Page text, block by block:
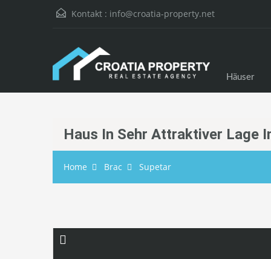
Kontakt : info@croatia-property.net
Häuser
Haus In Sehr Attraktiver Lage
Home Brac Supetar